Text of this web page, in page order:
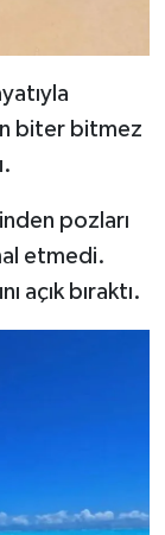
biter bitmez
pozları
etmedi.
açık bıraktı.